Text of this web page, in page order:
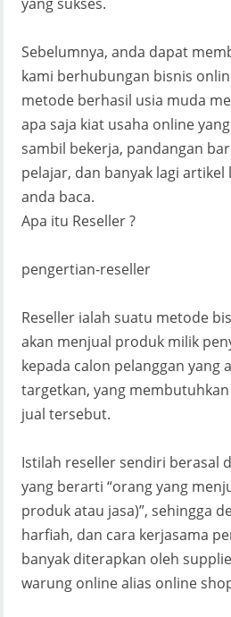
Sebelumnya, anda dapat
kami berhubungan bisnis
metode berhasil usia muda
apa saja kiat usaha online
sambil bekerja, pandangan
pelajar, dan banyak lagi artikel
anda baca.
Apa itu Reseller ?
pengertian-reseller
Reseller ialah suatu metode
akan menjual produk milik
kepada calon pelanggan yang
targetkan, yang
jual tersebut.
Istilah reseller sendiri berasal
yang berarti “orang yang
produk atau jasa)”, sehingga
harfiah, dan cara kerjasama
banyak diterapkan oleh
warung online alias online